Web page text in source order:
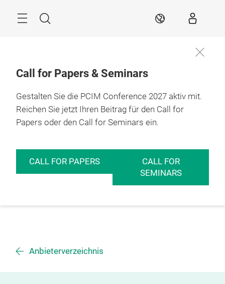
Suche DE
Call for Papers & Seminars
Gestalten Sie die PCIM Conference 2027 aktiv mit.
Reichen Sie jetzt Ihren Beitrag für den Call for
Papers oder den Call for Seminars ein.
CALL FOR PAPERS
CALL FOR
SEMINARS
Anbieterverzeichnis